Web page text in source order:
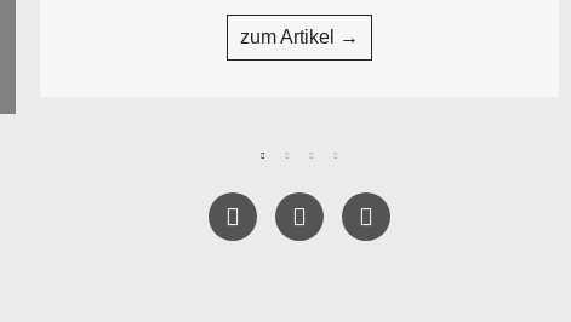
zum Artikel →
F
a
T
w
Y
e